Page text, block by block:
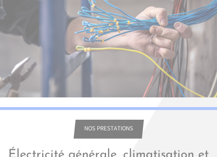
NOS PRESTATIONS